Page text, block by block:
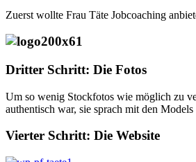
Zuerst wollte Frau Täte Jobcoaching
Dritter Schritt: Die Fotos
Um so wenig Stockfotos wie möglich zu
authentisch war, sie sprach mit den
Vierter Schritt: Die Website